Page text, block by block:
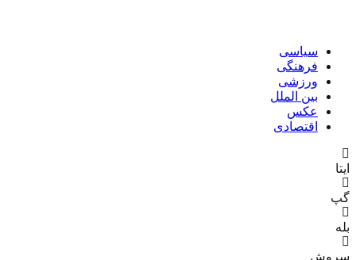
سیاسی
فرهنگی
ورزشی
بین الملل
عکس
اقتصادی
ایتا
گپ
بله
سروش